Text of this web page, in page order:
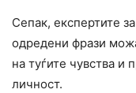
Сепак, експертите
одредени фрази
на туѓите чувства и
личност.